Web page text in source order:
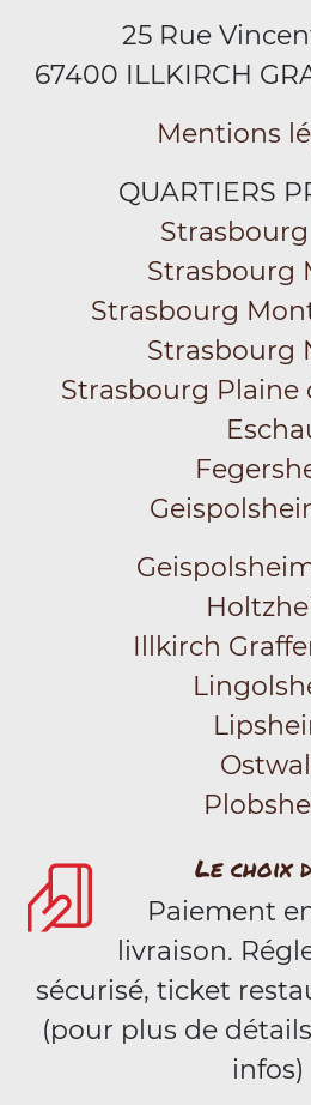
25 Rue
67400 ILLKIRCH
Mentions
QUARTIERS
Strasbourg
Strasbourg
Strasbourg
Strasbourg Plaine
Illkirch
Le choix
Paiement
livraison.
sécurisé, ticket
(pour plus de
infos)